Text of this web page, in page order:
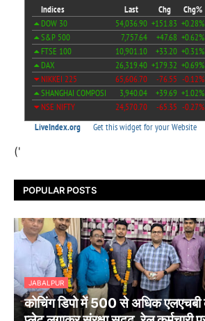
('
POPULAR POSTS
JABALPUR
कोचिंग डिपो में 500 से अधिक एलएचबी